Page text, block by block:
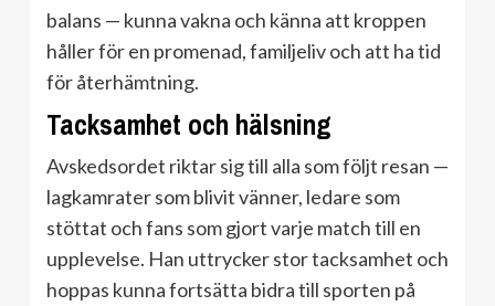
balans — kunna vakna och känna att kroppen
håller för en promenad, familjeliv och att ha tid
för återhämtning.
Tacksamhet och hälsning
Avskedsordet riktar sig till alla som följt resan —
lagkamrater som blivit vänner, ledare som
stöttat och fans som gjort varje match till en
upplevelse. Han uttrycker stor tacksamhet och
hoppas kunna fortsätta bidra till sporten på